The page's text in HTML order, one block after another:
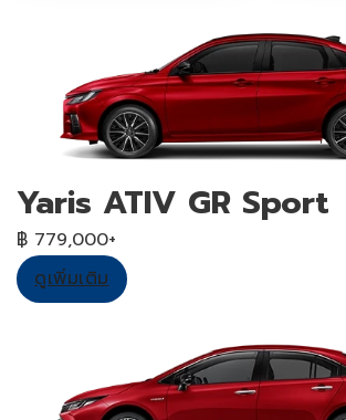
Yaris ATIV GR Sport
฿ 779,000+
ดูเพิ่มเติม